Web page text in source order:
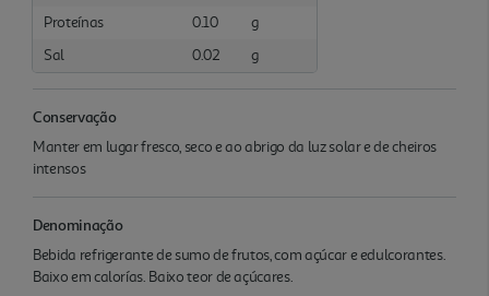
Proteínas
0.10
g
Sal
0.02 g
Conservação
Manter em lugar fresco, seco e ao abrigo da luz solar e de cheiros
intensos
Denominação
Bebida refrigerante de sumo de frutos, com açúcar e edulcorantes.
Baixo em calorías. Baixo teor de açúcares.